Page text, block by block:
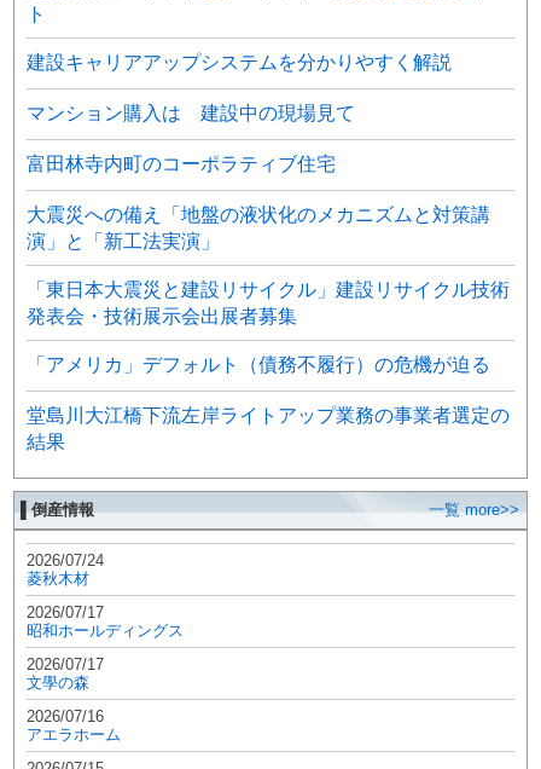
ト
建設キャリアアップシステムを分かりやすく解説
マンション購入は 建設中の現場見て
富田林寺内町のコーポラティブ住宅
大震災への備え「地盤の液状化のメカニズムと対策講
演」と「新工法実演」
「東日本大震災と建設リサイクル」建設リサイクル技術
発表会・技術展示会出展者募集
「アメリカ」デフォルト（債務不履行）の危機が迫る
堂島川大江橋下流左岸ライトアップ業務の事業者選定の
結果
▌倒産情報 一覧 more>>
2026/07/24
菱秋木材
2026/07/17
昭和ホールディングス
2026/07/17
文學の森
2026/07/16
アエラホーム